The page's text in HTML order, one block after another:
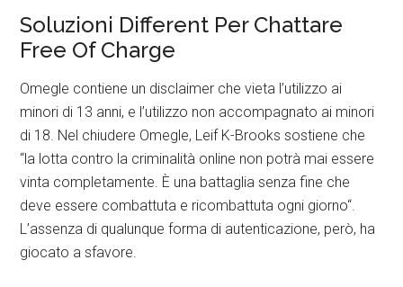
Soluzioni Different Per Chattare
Free Of Charge
Omegle contiene un disclaimer che vieta l’utilizzo ai
minori di 13 anni, e l’utilizzo non accompagnato ai minori
di 18. Nel chiudere Omegle, Leif K-Brooks sostiene che
“la lotta contro la criminalità online non potrà mai essere
vinta completamente. È una battaglia senza fine che
deve essere combattuta e ricombattuta ogni giorno“.
L’assenza di qualunque forma di autenticazione, però, ha
giocato a sfavore.